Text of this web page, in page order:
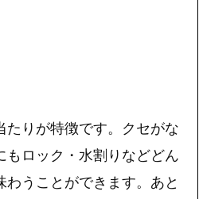
たりが特徴です。クセがな
もロック・水割りなどどん
うことができます。あと